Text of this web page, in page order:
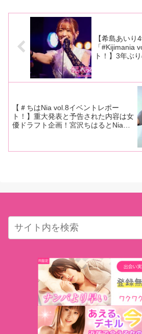
たが、感染予防対策を施せば有
人イベントも行えることが様々
が7月9
【希島あい
「#Kijimania
ト！】3年ぶ
【＃ちはNia vol.8イベントレポー
ト！】重大発表と予告された内容は女
優ドラフト企画！宮沢ちはるとNiaが